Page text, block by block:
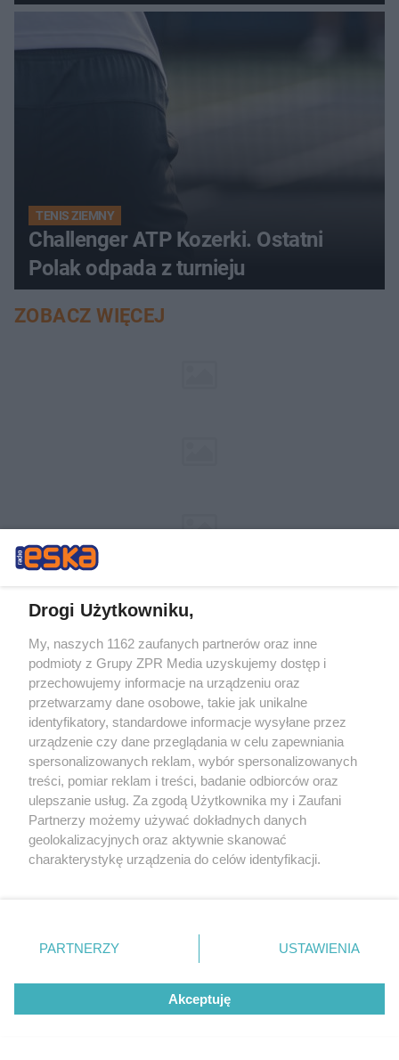
TENIS ZIEMNY
Challenger ATP Kozerki. Ostatni
Polak odpada z turnieju
ZOBACZ WIĘCEJ
Żaden utwór zamieszczony w serwisie nie może być powielany i
rozpowszechniany lub dalej rozpowszechniany w jakikolwiek sposób (w
tym także elektroniczny lub mechaniczny) na jakimkolwiek polu
Drogi Użytkowniku,
My, naszych 1162 zaufanych partnerów oraz inne
podmioty z Grupy ZPR Media uzyskujemy dostęp i
przechowujemy informacje na urządzeniu oraz
przetwarzamy dane osobowe, takie jak unikalne
identyfikatory, standardowe informacje wysyłane przez
urządzenie czy dane przeglądania w celu zapewniania
spersonalizowanych reklam, wybór spersonalizowanych
treści, pomiar reklam i treści, badanie odbiorców oraz
ulepszanie usług. Za zgodą Użytkownika my i Zaufani
Partnerzy możemy używać dokładnych danych
geolokalizacyjnych oraz aktywnie skanować
charakterystykę urządzenia do celów identyfikacji.
zmienić/wycofać klikając przycisk ustawień prywatności
znajdujący się w lewym dolnym rogu strony
rodzaje przetwarzania danych nie wymagają zgody
użytkownika, ale masz prawo sprzeciwić się takiemu
przetwarzaniu. Preferencje będą miały zastosowanie tylko
PARTNERZY USTAWIENIA
Akceptuję